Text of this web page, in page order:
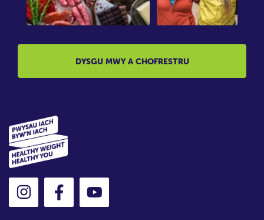
DYSGU MWY A CHOFRESTRU